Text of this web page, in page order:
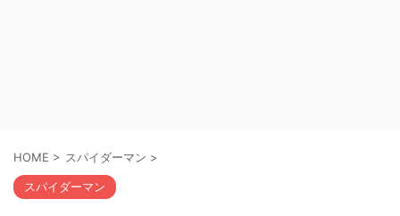
HOME > スパイダーマン >
スパイダーマン